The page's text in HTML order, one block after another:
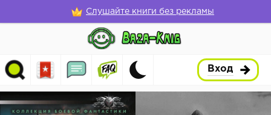
Слушайте книги без рекламы
Вход